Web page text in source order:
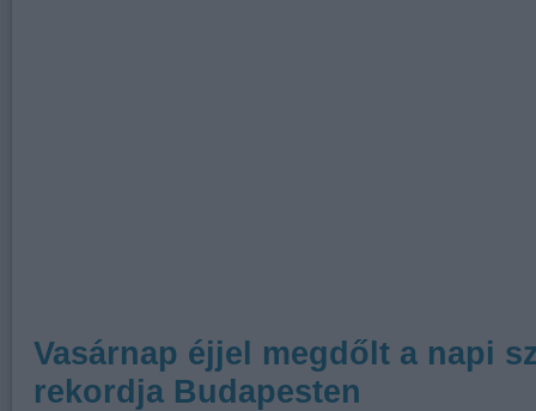
Vasárnap éjjel megdőlt a napi
rekordja Budapesten